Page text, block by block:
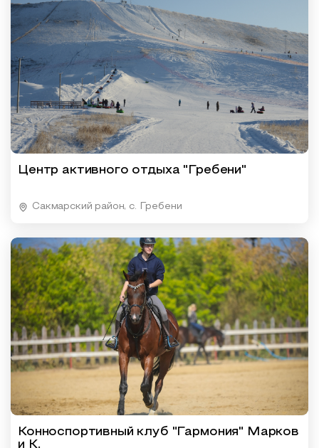
Центр активного отдыха "Гребени"
Сакмарский район, с. Гребени
Конноспортивный клуб "Гармония" Марков
и К.